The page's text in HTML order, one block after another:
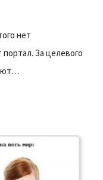
нет
За целевого